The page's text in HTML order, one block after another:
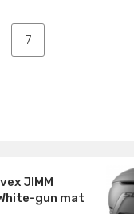
7
JIMM
gun mat